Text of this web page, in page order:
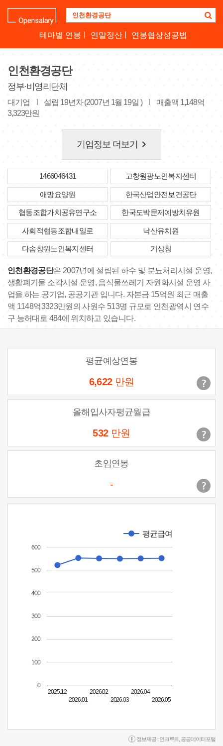
업
명
하
세
요
테마별 연봉 연말정산 연봉협상성공법
인천환경공단
정부·비영리단체
대기업 설립 19년차 (2007년 1월 19일 )
매출액 1,148억
3,323만원
기업정보 더보기 keyboard_arrow_right
1466046431 고창원광노인복지센터
애망요양원 한국산업안전보건공단
협동조합가치공유연구소 한국도박문제예방치유원
사회적협동조합내일로 낙산유치원
다솜창원노인복지센터 기상청
인천환경공단은 2007년에 설립된 하수 및 분뇨처리시설 운영,
생활폐기물 소각시설 운영, 음식물쓰레기 자원화시설 운영 사
업을 하는 공기업, 공공기관 입니다. 자본금 15억원 최근 매출
액 1148억3323만원의 사원수 513명 규모로 인천광역시 연수
구 능허대로 484에 위치하고 있습니다.
평균예상연봉
6,622 만원
올해입사자평균월급
532 만원
초임연봉
-
평균급여
2025.12
2026.01
2026.02
2026.03
2026.04
2026.05
0
100
200
300
400
500
600
정보제공 : 인크루트 공공데이터포털